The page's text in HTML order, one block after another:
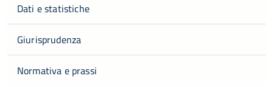
Dati e statistiche
Giurisprudenza
Normativa e prassi